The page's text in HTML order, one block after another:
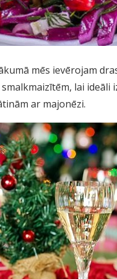
mēs ievērojam
lai ideāli
ar majonēzi.